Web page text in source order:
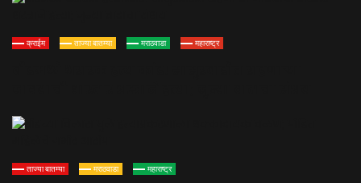
क्राईम ताज्या बातम्या मराठवाडा महाराष्ट्र
ताज्या बातम्या मराठवाडा महाराष्ट्र